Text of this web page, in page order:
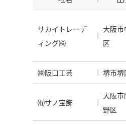
サカイトレーデ
ィング㈱
大阪市
区
㈱阪口工芸 堺市堺
㈲サノ宝飾
大阪市
野区